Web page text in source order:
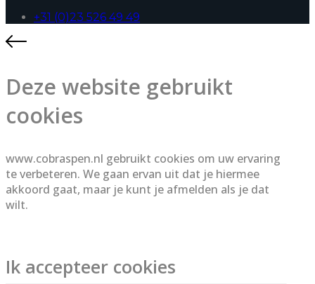
+31 (0)23 526 49 49
Deze website gebruikt
cookies
www.cobraspen.nl gebruikt cookies om uw ervaring
te verbeteren. We gaan ervan uit dat je hiermee
akkoord gaat, maar je kunt je afmelden als je dat
wilt.
Ik accepteer cookies